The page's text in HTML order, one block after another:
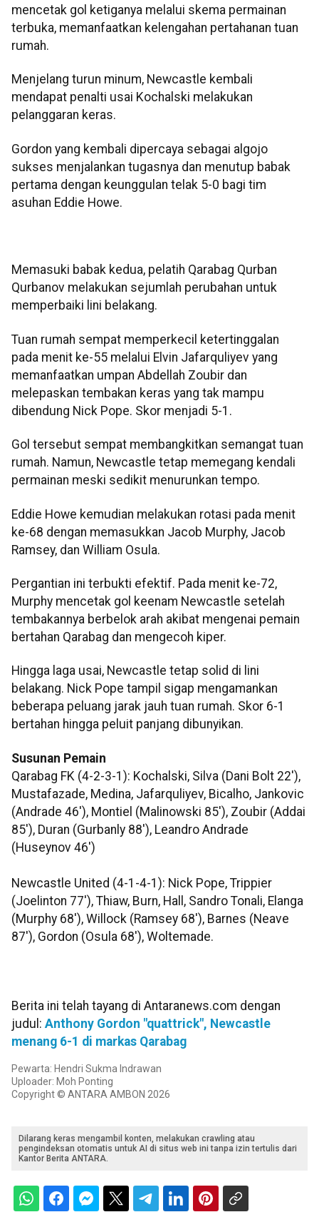
mencetak gol ketiganya melalui skema permainan
terbuka, memanfaatkan kelengahan pertahanan tuan
rumah.
Menjelang turun minum, Newcastle kembali
mendapat penalti usai Kochalski melakukan
pelanggaran keras.
Gordon yang kembali dipercaya sebagai algojo
sukses menjalankan tugasnya dan menutup babak
pertama dengan keunggulan telak 5-0 bagi tim
asuhan Eddie Howe.
Memasuki babak kedua, pelatih Qarabag Qurban
Qurbanov melakukan sejumlah perubahan untuk
memperbaiki lini belakang.
Tuan rumah sempat memperkecil ketertinggalan
pada menit ke-55 melalui Elvin Jafarquliyev yang
memanfaatkan umpan Abdellah Zoubir dan
melepaskan tembakan keras yang tak mampu
dibendung Nick Pope. Skor menjadi 5-1.
Gol tersebut sempat membangkitkan semangat tuan
rumah. Namun, Newcastle tetap memegang kendali
permainan meski sedikit menurunkan tempo.
Eddie Howe kemudian melakukan rotasi pada menit
ke-68 dengan memasukkan Jacob Murphy, Jacob
Ramsey, dan William Osula.
Pergantian ini terbukti efektif. Pada menit ke-72,
Murphy mencetak gol keenam Newcastle setelah
tembakannya berbelok arah akibat mengenai pemain
bertahan Qarabag dan mengecoh kiper.
Hingga laga usai, Newcastle tetap solid di lini
belakang. Nick Pope tampil sigap mengamankan
beberapa peluang jarak jauh tuan rumah. Skor 6-1
bertahan hingga peluit panjang dibunyikan.
Susunan Pemain
Qarabag FK (4-2-3-1): Kochalski, Silva (Dani Bolt 22′),
Mustafazade, Medina, Jafarquliyev, Bicalho, Jankovic
(Andrade 46′), Montiel (Malinowski 85′), Zoubir (Addai
85′), Duran (Gurbanly 88′), Leandro Andrade
(Huseynov 46′)
Newcastle United (4-1-4-1): Nick Pope, Trippier
(Joelinton 77′), Thiaw, Burn, Hall, Sandro Tonali, Elanga
(Murphy 68′), Willock (Ramsey 68′), Barnes (Neave
87′), Gordon (Osula 68′), Woltemade.
Berita ini telah tayang di Antaranews.com dengan
judul: Anthony Gordon "quattrick", Newcastle
menang 6-1 di markas Qarabag
Pewarta: Hendri Sukma Indrawan
Uploader: Moh Ponting
Copyright © ANTARA AMBON 2026
Dilarang keras mengambil konten, melakukan crawling atau
pengindeksan otomatis untuk AI di situs web ini tanpa izin tertulis dari
Kantor Berita ANTARA.